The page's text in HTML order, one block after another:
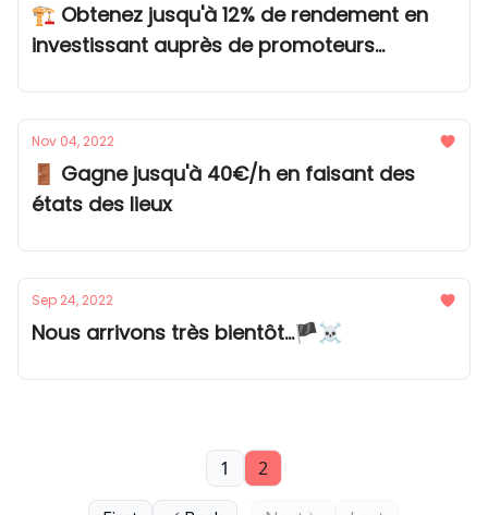
🏗 Obtenez jusqu'à 12% de rendement en
investissant auprès de promoteurs
Nov 04, 2022
🚪 Gagne jusqu'à 40€/h en faisant des
états des lieux
Sep 24, 2022
Nous arrivons très bientôt...🏴‍☠️
1 2